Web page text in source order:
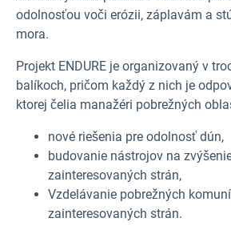
odolnosťou voči erózii, záplavám a
mora.
Projekt ENDURE je organizovaný v
balíkoch, pričom každý z nich je
ktorej čelia manažéri pobrežných
nové riešenia pre odolnosť dún,
budovanie nástrojov na
zainteresovaných strán,
Vzdelávanie pobrežných
zainteresovaných strán.